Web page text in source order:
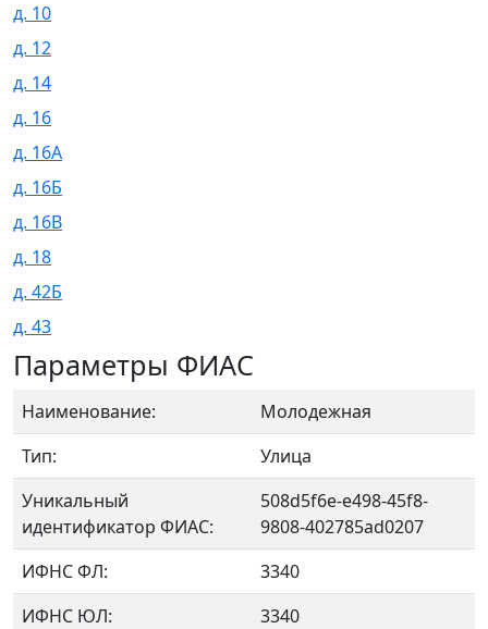
д. 10
д. 12
д. 14
д. 16
д. 16А
д. 16Б
д. 16В
д. 18
д. 42Б
д. 43
Параметры ФИАС
Наименование:
Молодежная
Тип:
Улица
Уникальный
идентификатор ФИАС:
508d5f6e-e498-45f8-
9808-402785ad0207
ИФНС ФЛ:
3340
ИФНС ЮЛ:
3340